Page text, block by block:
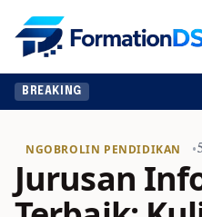
BREAKING
NGOBROLIN PENDIDIKAN •
Jurusan